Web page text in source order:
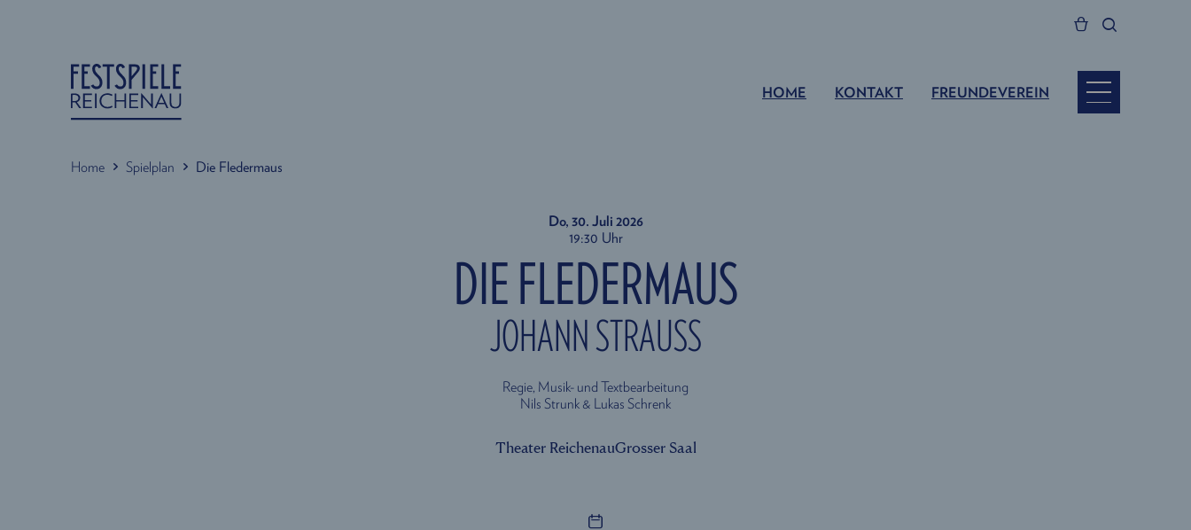
HOME KONTAKT FREUNDEVEREIN
Home Spielplan Die Fledermaus
Do, 30. Juli 2026
19:30 Uhr
DIE FLEDERMAUS
JOHANN STRAUSS
Regie, Musik- und Textbearbeitung
Nils Strunk & Lukas Schrenk
Theater ReichenauGrosser Saal